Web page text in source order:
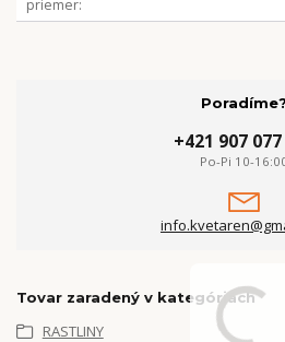
priemer
Poradíme?
+421 907
Po-Pi 10-
Tovar zaradený v kategóriách
RASTLINY